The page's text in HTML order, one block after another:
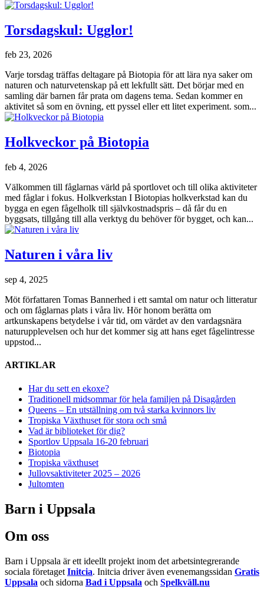
Torsdagskul: Ugglor!
feb 23, 2026
Varje torsdag träffas deltagare på Biotopia för att lära nya saker om
naturen och naturvetenskap på ett lekfullt sätt. Det börjar med en
samling där barnen får prata om dagens tema. Sedan kommer en
aktivitet så som en övning, ett pyssel eller ett litet experiment. som...
Holkveckor på Biotopia
feb 4, 2026
Välkommen till fåglarnas värld på sportlovet och till olika aktiviteter
med fåglar i fokus. Holkverkstan I Biotopias holkverkstad kan du
bygga en egen fågelholk till självkostnadspris – då får du en
byggsats, tillgång till alla verktyg du behöver för bygget, och kan...
Naturen i våra liv
sep 4, 2025
Möt författaren Tomas Bannerhed i ett samtal om natur och litteratur
och om fåglarnas plats i våra liv. Hör honom berätta om
artkunskapens betydelse i vår tid, om värdet av den vardagsnära
naturupplevelsen och hur det kommer sig att hans eget fågelintresse
uppstod...
ARTIKLAR
Har du sett en ekoxe?
Traditionell midsommar för hela familjen på Disagården
Queens – En utställning om två starka kvinnors liv
Tropiska Växthuset för stora och små
Vad är biblioteket för dig?
Sportlov Uppsala 16-20 februari
Biotopia
Tropiska växthuset
Jullovsaktiviteter 2025 – 2026
Jultomten
Barn i Uppsala
Om oss
Barn i Uppsala är ett ideellt projekt inom det arbetsintegrerande
sociala företaget Initcia. Initcia driver även evenemangssidan Gratis
Uppsala och sidorna Bad i Uppsala och Spelkväll.nu